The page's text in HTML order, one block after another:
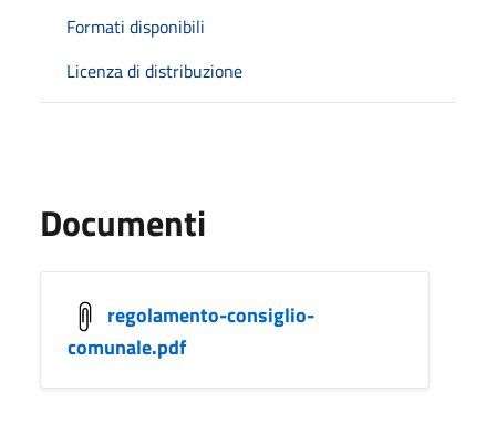
Formati disponibili
Licenza di distribuzione
Documenti
regolamento-consiglio-
comunale.pdf